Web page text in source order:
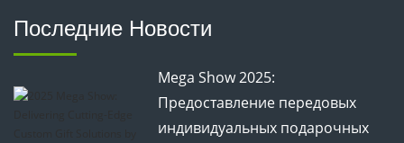
Последние Новости
Mega Show 2025:
Предоставление передовых
индивидуальных подарочных